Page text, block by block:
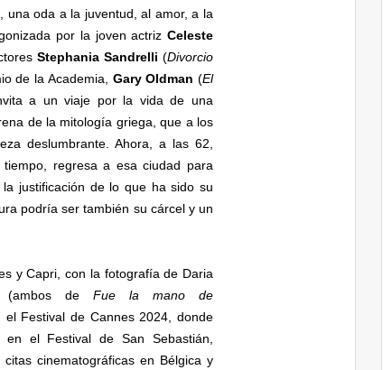
una oda a la juventud, al amor, a la
por la joven actriz Celeste
Stephania Sandrelli (Divorcio
de la Academia, Gary Oldman (El
a un viaje por la vida de una
de la mitología griega, que a los
deslumbrante. Ahora, a las 62,
regresa a esa ciudad para
justificación de lo que ha sido su
podría ser también su cárcel y un
y Capri, con la fotografía de Daria
(ambos de Fue la mano de
Festival de Cannes 2024, donde
el Festival de San Sebastián,
cinematográficas en Bélgica y